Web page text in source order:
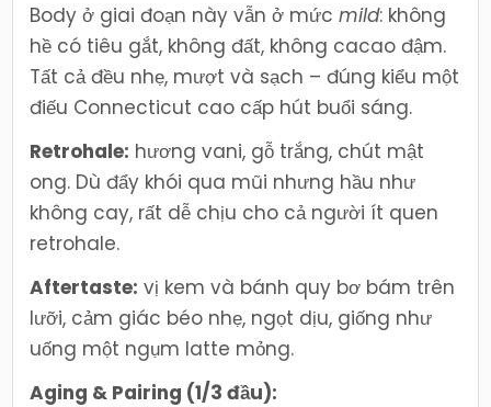
Body ở giai đoạn này vẫn ở mứcmild: không
hề có tiêu gắt, không đất, không cacao đậm.
Tất cả đều nhẹ, mượt và sạch – đúng kiểu một
điếu Connecticut cao cấp hút buổi sáng.
Retrohale: hương vani, gỗ trắng, chút mật
ong. Dù đẩy khói qua mũi nhưng hầu như
không cay, rất dễ chịu cho cả người ít quen
retrohale.
Aftertaste: vị kem và bánh quy bơ bám trên
lưỡi, cảm giác béo nhẹ, ngọt dịu, giống như
uống một ngụm latte mỏng.
Aging & Pairing (1/3 đầu):